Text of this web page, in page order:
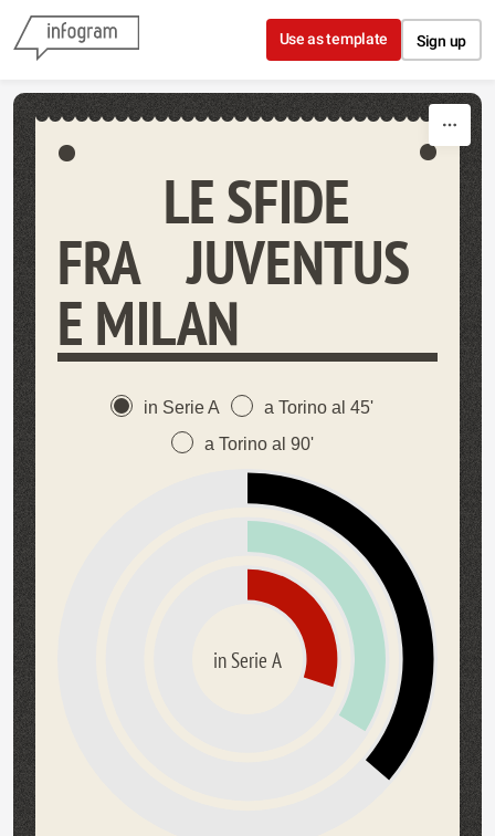
Skip to content
Use as template Sign up
LE SFIDE
FRA JUVENTUS
E MILAN
in Serie A
a Torino al 45'
a Torino al 90'
in Serie A